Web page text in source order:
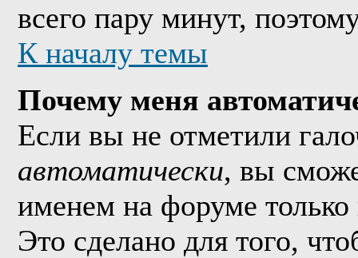
всего пару минут,
К началу темы
Почему меня
Если вы не отметили
автоматически, вы
именем на форуме только
Это сделано для того,